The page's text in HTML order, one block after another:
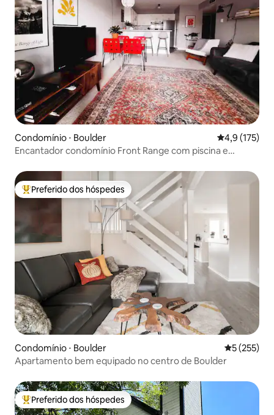
Condomínio ⋅ Boulder 4,9 de uma
4,9 (175)
Encantador condomínio Front Range com piscina e
Entre os melhores preferidos dos hóspedes
Preferido dos hóspedes
Condomínio ⋅ Boulder 5 de uma
5 (255)
Apartamento bem equipado no centro de Boulder
Entre os melhores preferidos dos hóspedes
Preferido dos hóspedes